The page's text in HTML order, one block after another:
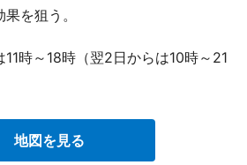
を狙う。
時～18時（翌2日からは10時～21
地図を見る